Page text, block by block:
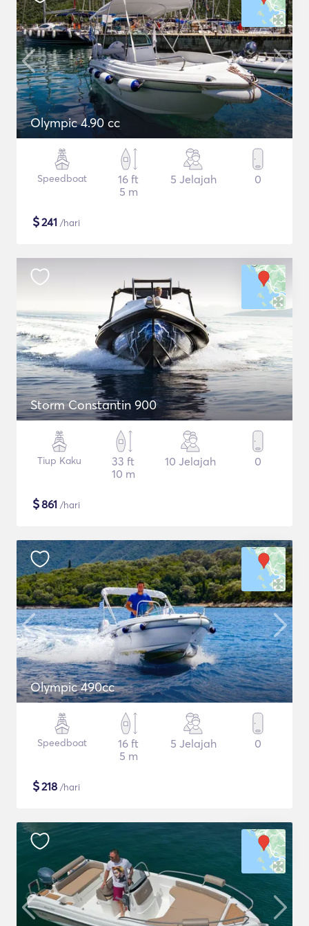
Olympic 4.90 cc
Speedboat
16 ft
5 m
5 Jelajah 0
$241 /hari
Storm Constantin 900
Tiup Kaku
33 ft
10 m
10 Jelajah 0
$861 /hari
Olympic 490cc
Speedboat
16 ft
5 m
5 Jelajah 0
$218 /hari